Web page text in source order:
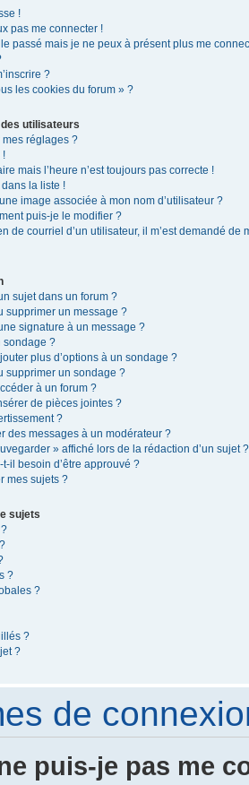
!
pas me connecter !
passé mais je ne peux à présent plus me
?
les cookies du forum » ?
utilisateurs
réglages ?
!
mais l’heure n’est toujours pas correcte !
la liste !
image associée à mon nom d’utilisateur ?
puis-je le modifier ?
de courriel d’un utilisateur, il m’est demandé de
sujet dans un forum ?
supprimer un message ?
signature à un message ?
sondage ?
plus d’options à un sondage ?
supprimer un sondage ?
à un forum ?
de pièces jointes ?
?
des messages à un modérateur ?
» affiché lors de la rédaction d’un sujet ?
il besoin d’être approuvé ?
mes sujets ?
sujets
?
?
?
?
de
puis-je pas me